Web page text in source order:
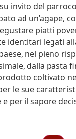
invito del
ad un’agape,
piatti
identitari legati
nel pieno
dalla pasta
coltivato
le sue
per il sapore